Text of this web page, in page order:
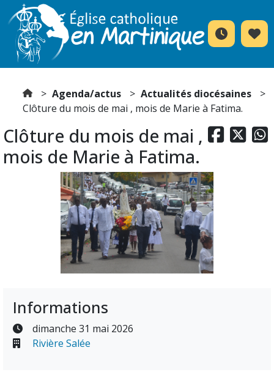
Agenda/actus
Actualités diocésaines
Clôture du mois de mai , mois de Marie à Fatima.
  
Clôture du mois de mai ,
mois de Marie à Fatima.
Informations
dimanche 31 mai 2026
Rivière Salée